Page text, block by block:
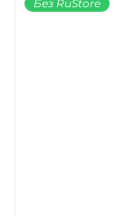
Без RuStore